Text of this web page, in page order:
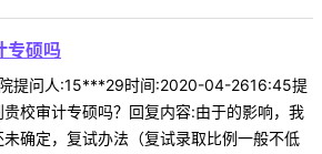
专硕吗
提问人:15***29时间:2020-04-2616:45提
校审计专硕吗？回复内容:由于的影响，我
确定，复试办法（复试录取比例一般不低